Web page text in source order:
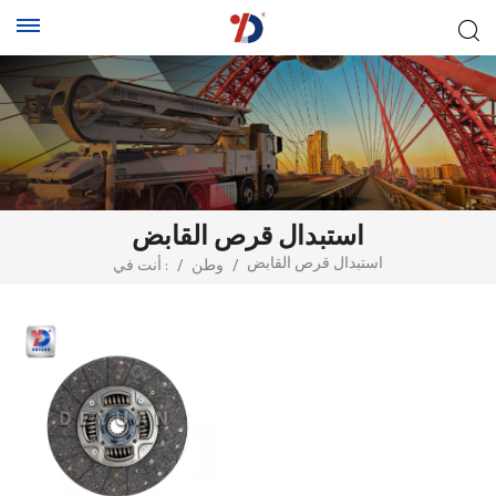
استبدال قرص القابض
أنت في : / وطن / استبدال قرص القابض